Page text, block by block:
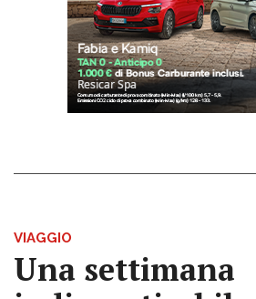
VIAGGIO
Una settimana